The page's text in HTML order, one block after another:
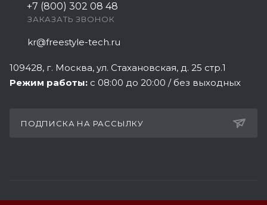
+7 (800) 302 08 48
ЗАКАЗАТЬ ЗВОНОК
kr@freestyle-tech.ru
109428, г. Москва, ул. Стахановская, д. 25 стр.1
Режим работы: с 08:00 до 20:00 / без выходных
ПОДПИСКА НА РАССЫЛКУ